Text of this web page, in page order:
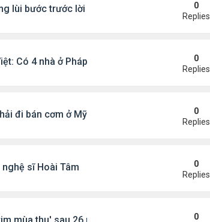
lùi bước trước lời đe dọa của ông Trump
0
Replies
Có 4 nhà ở Pháp, sống gần tháp Eiffel...
0
Replies
đi bán cơm ở Mỹ
0
Replies
sĩ Hoài Tâm
0
Replies
0